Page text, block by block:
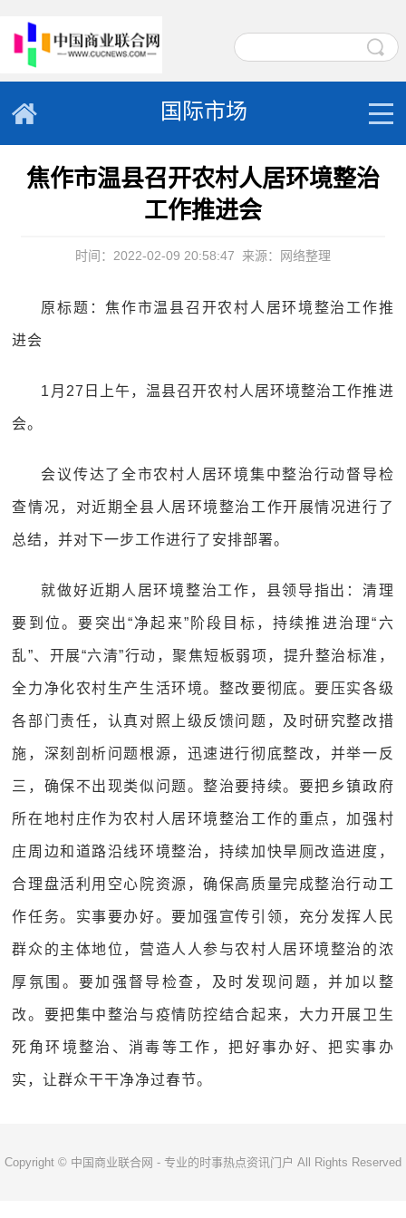
国际市场
焦作市温县召开农村人居环境整治
工作推进会
时间：2022-02-09 20:58:47 来源：网络整理
原标题：焦作市温县召开农村人居环境整治工作推
进会
1月27日上午，温县召开农村人居环境整治工作推进
会。
会议传达了全市农村人居环境集中整治行动督导检
查情况，对近期全县人居环境整治工作开展情况进行了
总结，并对下一步工作进行了安排部署。
就做好近期人居环境整治工作，县领导指出：清理
要到位。要突出“净起来”阶段目标，持续推进治理“六
乱”、开展“六清”行动，聚焦短板弱项，提升整治标准，
全力净化农村生产生活环境。整改要彻底。要压实各级
各部门责任，认真对照上级反馈问题，及时研究整改措
施，深刻剖析问题根源，迅速进行彻底整改，并举一反
三，确保不出现类似问题。整治要持续。要把乡镇政府
所在地村庄作为农村人居环境整治工作的重点，加强村
庄周边和道路沿线环境整治，持续加快旱厕改造进度，
合理盘活利用空心院资源，确保高质量完成整治行动工
作任务。实事要办好。要加强宣传引领，充分发挥人民
群众的主体地位，营造人人参与农村人居环境整治的浓
厚氛围。要加强督导检查，及时发现问题，并加以整
改。要把集中整治与疫情防控结合起来，大力开展卫生
死角环境整治、消毒等工作，把好事办好、把实事办
实，让群众干干净净过春节。
Copyright © 中国商业联合网 - 专业的时事热点资讯门户 All Rights Reserved